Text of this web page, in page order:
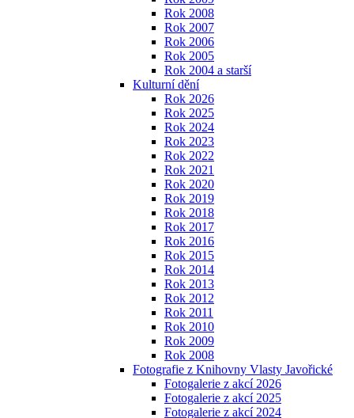
Rok 2008
Rok 2007
Rok 2006
Rok 2005
Rok 2004 a starší
Kulturní dění
Rok 2026
Rok 2025
Rok 2024
Rok 2023
Rok 2022
Rok 2021
Rok 2020
Rok 2019
Rok 2018
Rok 2017
Rok 2016
Rok 2015
Rok 2014
Rok 2013
Rok 2012
Rok 2011
Rok 2010
Rok 2009
Rok 2008
Fotografie z Knihovny Vlasty Javořické
Fotogalerie z akcí 2026
Fotogalerie z akcí 2025
Fotogalerie z akcí 2024